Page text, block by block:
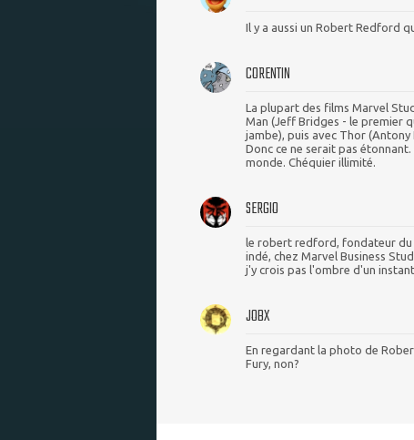
Il y a aussi un Robert Redford
CORENTIN
La plupart des films Marvel
Man (Jeff Bridges - le premier
jambe), puis avec Thor (Antony
Donc ce ne serait pas
monde. Chéquier illimité.
SERGIO
le robert redford, fondateur du
indé, chez Marvel Business
j'y crois pas l'ombre d'un
JOBX
En regardant la photo de
Fury, non?